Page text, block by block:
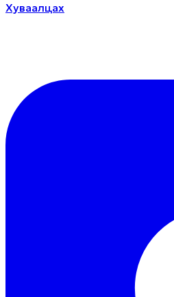
Хуваалцах